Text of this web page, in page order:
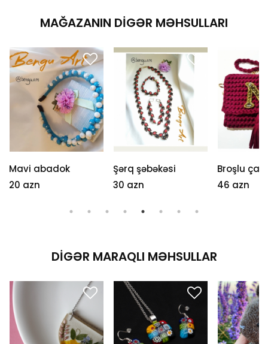
MAĞAZANIN DIGƏR MƏHSULLARI
Mavi abadok
20 azn
Şərq şəbəkəsi
30 azn
Broşlu
46 azn
DIGƏR MARAQLI MƏHSULLAR